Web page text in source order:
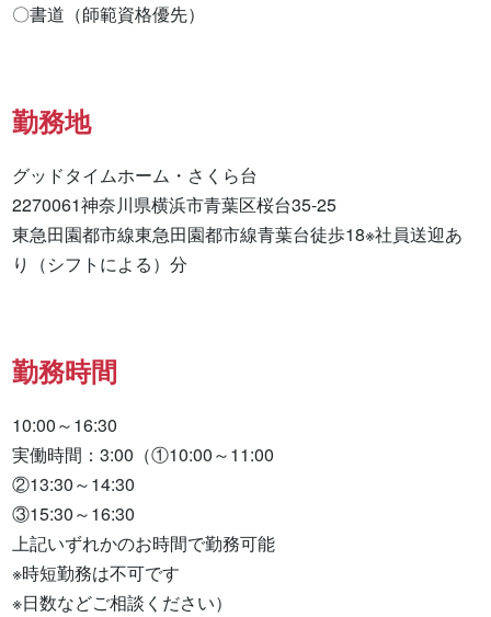
〇書道（師範資格優先）
勤務地
グッドタイムホーム・さくら台
2270061神奈川県横浜市青葉区桜台35-25
東急田園都市線東急田園都市線青葉台徒歩18※社員送迎あ
り（シフトによる）分
勤務時間
10:00～16:30
実働時間：3:00（①10:00～11:00
②13:30～14:30
③15:30～16:30
上記いずれかのお時間で勤務可能
※時短勤務は不可です
※日数などご相談ください）